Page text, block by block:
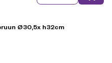
Ø30,5x h32cm